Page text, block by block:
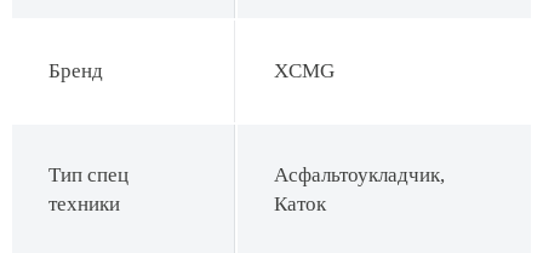
Бренд XCMG
Тип спец
техники
Асфальтоукладчик,
Каток